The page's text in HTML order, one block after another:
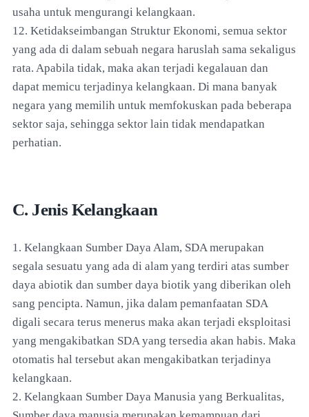
usaha untuk mengurangi kelangkaan.
12. Ketidakseimbangan Struktur Ekonomi, semua sektor
yang ada di dalam sebuah negara haruslah sama sekaligus
rata. Apabila tidak, maka akan terjadi kegalauan dan
dapat memicu terjadinya kelangkaan. Di mana banyak
negara yang memilih untuk memfokuskan pada beberapa
sektor saja, sehingga sektor lain tidak mendapatkan
perhatian.
C. Jenis Kelangkaan
1. Kelangkaan Sumber Daya Alam, SDA merupakan
segala sesuatu yang ada di alam yang terdiri atas sumber
daya abiotik dan sumber daya biotik yang diberikan oleh
sang pencipta. Namun, jika dalam pemanfaatan SDA
digali secara terus menerus maka akan terjadi eksploitasi
yang mengakibatkan SDA yang tersedia akan habis. Maka
otomatis hal tersebut akan mengakibatkan terjadinya
kelangkaan.
2. Kelangkaan Sumber Daya Manusia yang Berkualitas,